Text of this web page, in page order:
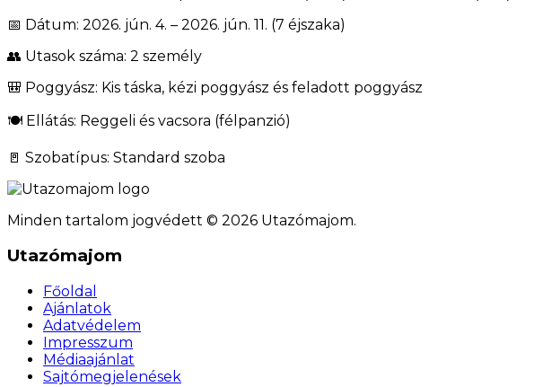
📅 Dátum: 2026. jún. 4. – 2026. jún. 11. (7 éjszaka)
👥 Utasok száma: 2 személy
🎒 Poggyász: Kis táska, kézi poggyász és feladott poggyász
🍽️ Ellátás: Reggeli és vacsora (félpanzió)
🚪 Szobatípus: Standard szoba
Minden tartalom jogvédett © 2026 Utazómajom.
Utazómajom
Főoldal
Ajánlatok
Adatvédelem
Impresszum
Médiaajánlat
Sajtómegjelenések